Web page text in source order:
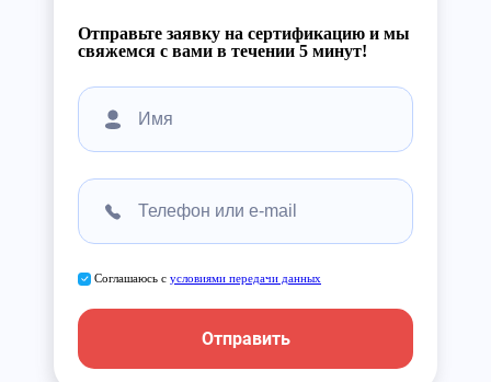
Отправьте заявку на сертификацию и мы
свяжемся с вами в течении 5 минут!
Соглашаюсь с условиями передачи данных
Отправить